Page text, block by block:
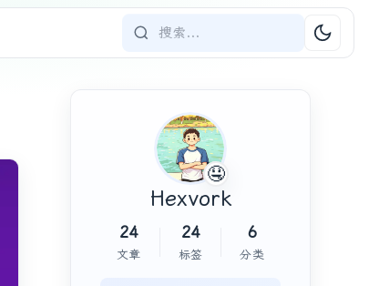
🤤
Hexvork
24
文章
24
标签
6
分类